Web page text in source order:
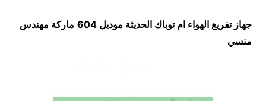
جهاز تفريغ الهواء ام توباك الحديثة موديل 604
ماركة مهندس
منسي